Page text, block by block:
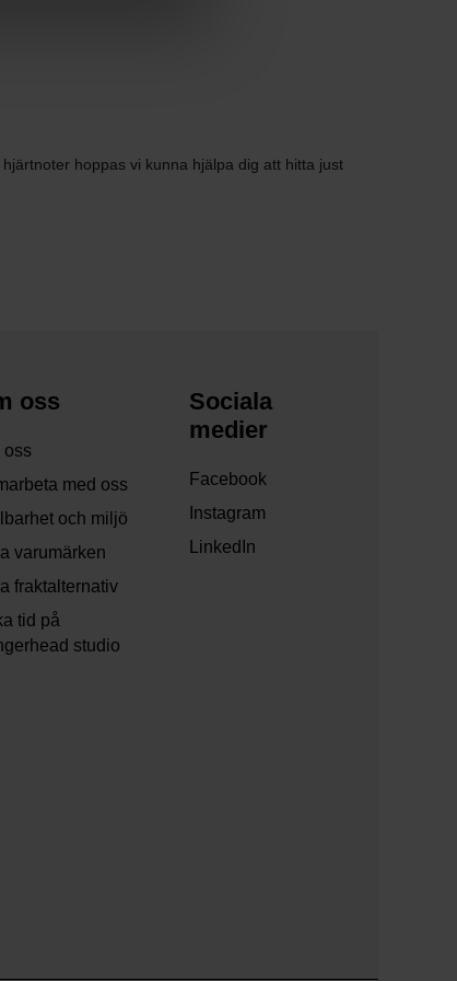
hoppas vi kunna hjälpa dig att hitta just
oss
oss
med oss
och miljö
varumärken
fraktalternativ
tid på
studio
Sociala
medier
Facebook
Instagram
LinkedIn